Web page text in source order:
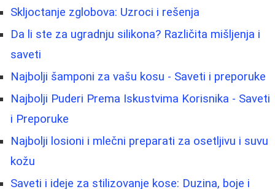
Skljoctanje zglobova: Uzroci i rešenja
Da li ste za ugradnju silikona? Različita mišljenja i
saveti
Najbolji šamponi za vašu kosu - Saveti i preporuke
Najbolji Puderi Prema Iskustvima Korisnika - Saveti
i Preporuke
Najbolji losioni i mlečni preparati za osetljivu i suvu
kožu
Saveti i ideje za stilizovanje kose: Duzina, boje i